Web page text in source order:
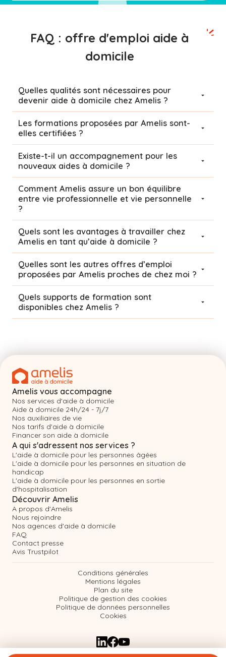
FAQ : offre d'emploi aide à
domicile
Quelles qualités sont nécessaires pour
devenir aide à domicile chez Amelis ?
Les formations proposées par Amelis sont-
elles certifiées ?
Existe-t-il un accompagnement pour les
nouveaux aides à domicile ?
Comment Amelis assure un bon équilibre
entre vie professionnelle et vie personnelle
?
Quels sont les avantages à travailler chez
Amelis en tant qu’aide à domicile ?
Quelles sont les autres offres d’emploi
proposées par Amelis proches de chez moi ?
Quels supports de formation sont
disponibles chez Amelis ?
Amelis vous accompagne
Nos services d'aide à domicile
Aide à domicile 24h/24 - 7j/7
Nos auxiliaires de vie
Nos tarifs d'aide à domicile
Financer son aide à domicile
A qui s'adressent nos services ?
L'aide à domicile pour les personnes âgées
L'aide à domicile pour les personnes en situation de
handicap
L'aide à domicile pour les personnes en sortie
d'hospitalisation
Découvrir Amelis
A propos d'Amelis
Nous rejoindre
Nos agences d'aide à domicile
FAQ
Contact presse
Avis Trustpilot
Conditions générales
Mentions légales
Plan du site
Politique de gestion des cookies
Politique de données personnelles
Cookies